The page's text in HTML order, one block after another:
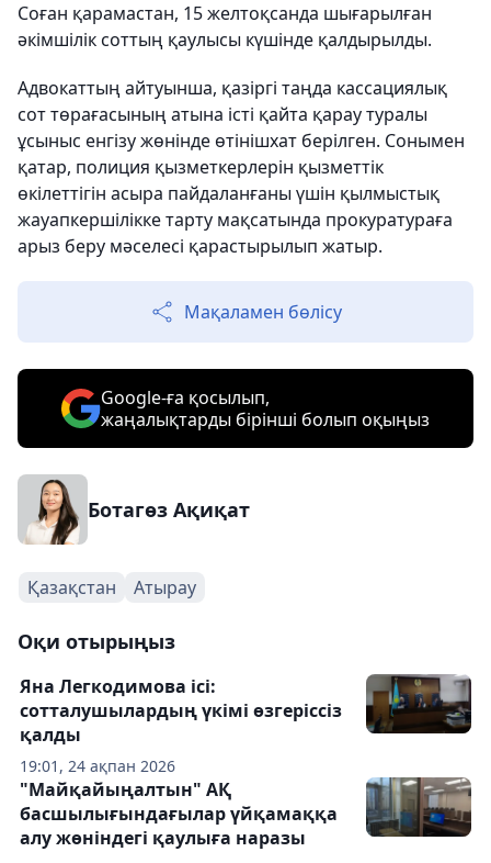
Соған қарамастан, 15 желтоқсанда шығарылған
әкімшілік соттың қаулысы күшінде қалдырылды.
Адвокаттың айтуынша, қазіргі таңда кассациялық
сот төрағасының атына істі қайта қарау туралы
ұсыныс енгізу жөнінде өтінішхат берілген. Сонымен
қатар, полиция қызметкерлерін қызметтік
өкілеттігін асыра пайдаланғаны үшін қылмыстық
жауапкершілікке тарту мақсатында прокуратураға
арыз беру мәселесі қарастырылып жатыр.
Мақаламен бөлісу
Google-ға қосылып,
жаңалықтарды бірінші болып оқыңыз
Ботагөз Ақиқат
Қазақстан Атырау
Оқи отырыңыз
19:01, 24 ақпан 2026
Яна Легкодимова ісі:
сотталушылардың үкімі өзгеріссіз
қалды
"Майқайыңалтын" АҚ
басшылығындағылар үйқамаққа
алу жөніндегі қаулыға наразы